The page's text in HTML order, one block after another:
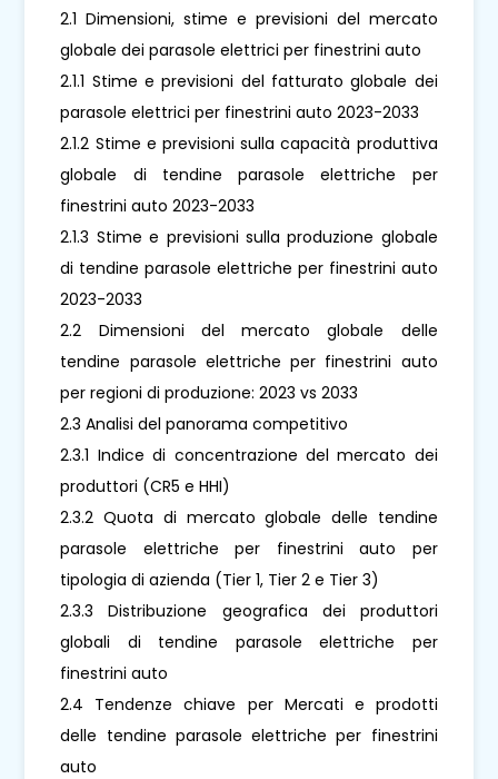
2.1 Dimensioni, stime e previsioni del mercato
globale dei parasole elettrici per finestrini auto
2.1.1 Stime e previsioni del fatturato globale dei
parasole elettrici per finestrini auto 2023-2033
2.1.2 Stime e previsioni sulla capacità produttiva
globale di tendine parasole elettriche per
finestrini auto 2023-2033
2.1.3 Stime e previsioni sulla produzione globale
di tendine parasole elettriche per finestrini auto
2023-2033
2.2 Dimensioni del mercato globale delle
tendine parasole elettriche per finestrini auto
per regioni di produzione: 2023 vs 2033
2.3 Analisi del panorama competitivo
2.3.1 Indice di concentrazione del mercato dei
produttori (CR5 e HHI)
2.3.2 Quota di mercato globale delle tendine
parasole elettriche per finestrini auto per
tipologia di azienda (Tier 1, Tier 2 e Tier 3)
2.3.3 Distribuzione geografica dei produttori
globali di tendine parasole elettriche per
finestrini auto
2.4 Tendenze chiave per Mercati e prodotti
delle tendine parasole elettriche per finestrini
auto